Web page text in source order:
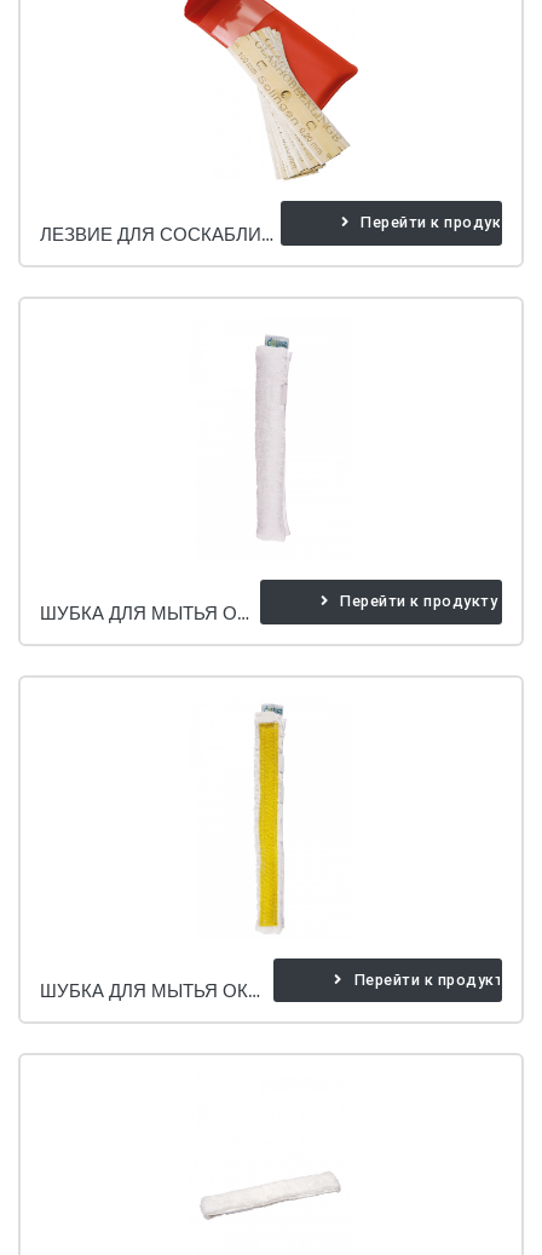
ЛЕЗВИЕ ДЛЯ СОСКАБЛИВАНИЯ ОКОН. (10 ШТ) Перейти к продукту
ШУБКА ДЛЯ МЫТЬЯ ОКОН (ПЛЮШ) Перейти к продукту
ШУБКА ДЛЯ МЫТЬЯ ОКОН (ПРОТИРАНИЕ) Перейти к продукту